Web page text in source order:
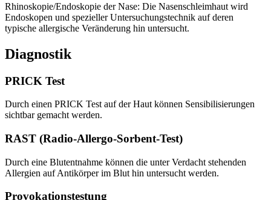
Rhinoskopie/Endoskopie der Nase: Die Nasenschleimhaut wird
Endoskopen und spezieller Untersuchungstechnik auf deren
typische allergische Veränderung hin untersucht.
Diagnostik
PRICK Test
Durch einen PRICK Test auf der Haut können Sensibilisierungen
sichtbar gemacht werden.
RAST (Radio-Allergo-Sorbent-Test)
Durch eine Blutentnahme können die unter Verdacht stehenden
Allergien auf Antikörper im Blut hin untersucht werden.
Provokationstestung